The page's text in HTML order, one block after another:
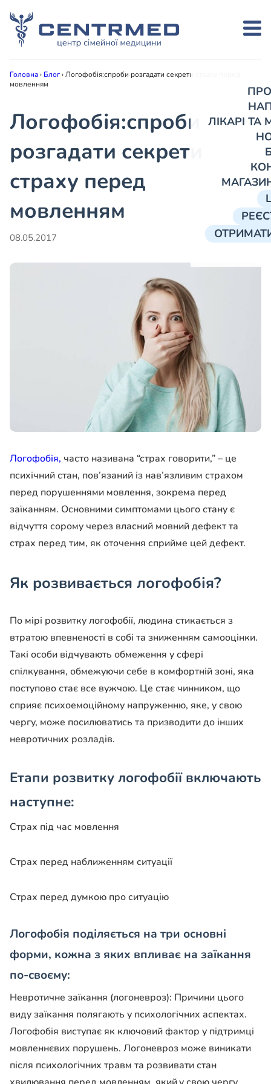
ЛІКАРІ
Головна› Блог›Логофобія:спроби розгадати секрети страху перед
мовленням
Логофобія:спроби
розгадати секрети
страху перед
мовленням
08.05.2017
Логофобія, часто називана “страх говорити,” – це
психічний стан, пов’язаний із нав’язливим страхом
перед порушеннями мовлення, зокрема перед
заїканням. Основними симптомами цього стану є
відчуття сорому через власний мовний дефект та
страх перед тим, як оточення сприйме цей дефект.
Як розвивається логофобія?
По мірі розвитку логофобії, людина стикається з
втратою впевненості в собі та зниженням самооцінки.
Такі особи відчувають обмеження у сфері
спілкування, обмежуючи себе в комфортній зоні, яка
поступово стає все вужчою. Це стає чинником, що
сприяє психоемоційному напруженню, яке, у свою
чергу, може посилюватись та призводити до інших
невротичних розладів.
Етапи розвитку логофобії включають
наступне:
Страх під час мовлення
Страх перед наближенням ситуації
Страх перед думкою про ситуацію
Логофобія поділяється на три основні
форми, кожна з яких впливає на заїкання
по-своєму:
Невротичне заїкання (логоневроз): Причини цього
видузаїкання полягають у психологічних аспектах.
Логофобія виступає як ключовий фактор у підтримці
мовленнєвих порушень. Логоневроз може виникати
після психологічних травм та розвивати стан